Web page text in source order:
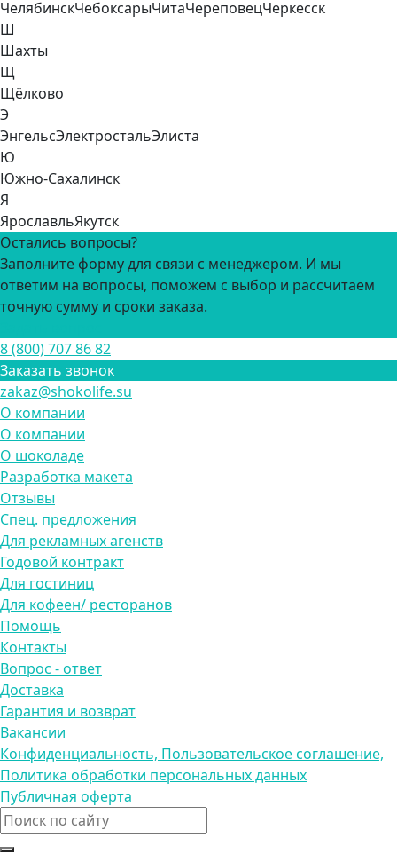
ЧелябинскЧебоксарыЧитаЧереповецЧеркесск
Ш
Шахты
Щ
Щёлково
Э
ЭнгельсЭлектростальЭлиста
Ю
Южно-Сахалинск
Я
ЯрославльЯкутск
Остались вопросы?
Заполните форму для связи с менеджером. И мы
ответим на вопросы, поможем с выбор и рассчитаем
точную сумму и сроки заказа.
8 (800) 707 86 82
Заказать звонок
zakaz@shokolife.su
О компании
О компании
О шоколаде
Разработка макета
Отзывы
Спец. предложения
Для рекламных агенств
Годовой контракт
Для гостиниц
Для кофеен/ ресторанов
Помощь
Контакты
Вопрос - ответ
Доставка
Гарантия и возврат
Вакансии
Конфиденциальность, Пользовательское соглашение,
Политика обработки персональных данных
Публичная оферта